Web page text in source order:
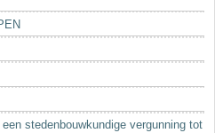
stedenbouwkundige vergunning tot